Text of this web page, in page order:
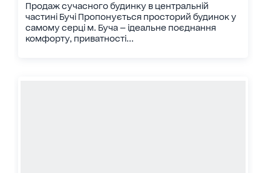
Продаж сучасного будинку в центральній
частині Бучі Пропонується просторий будинок у
самому серці м. Буча — ідеальне поєднання
комфорту, приватності...